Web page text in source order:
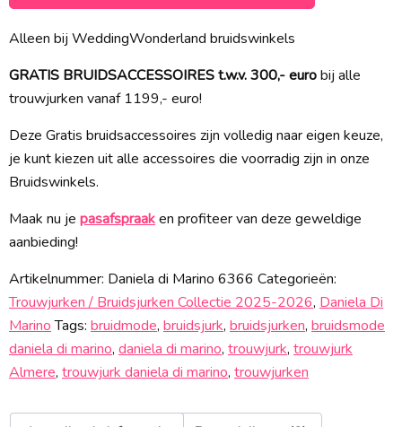
Alleen bij WeddingWonderland bruidswinkels
GRATIS BRUIDSACCESSOIRES t.w.v. 300,- eurobij alle
trouwjurken vanaf 1199,- euro!
Deze Gratis bruidsaccessoires zijn volledig naar eigen keuze,
je kunt kiezen uit alle accessoires die voorradig zijn in onze
Bruidswinkels.
Maak nu je pasafspraaken profiteer van deze geweldige
aanbieding!
Artikelnummer: Daniela di Marino 6366 Categorieën:
Trouwjurken / Bruidsjurken Collectie 2025-2026, Daniela Di
Marino Tags: bruidmode, bruidsjurk, bruidsjurken, bruidsmode
daniela di marino, daniela di marino, trouwjurk, trouwjurk
Almere, trouwjurk daniela di marino, trouwjurken